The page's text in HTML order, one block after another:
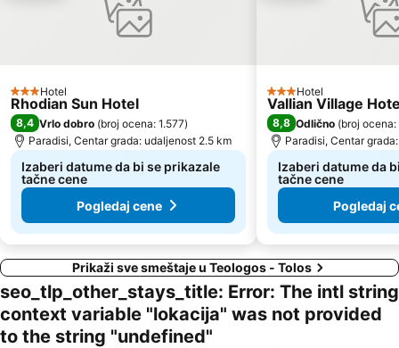
3 Zvezdice
Hotel
Rhodian Sun Hotel
8,4 Vrlo dobro (broj ocena: 1.577)
Paradisi, Centar grada: udaljenost 2.5 km
Izaberi datume da bi se prikazale
tačne cene
Pogledaj cene
3 Zvezdice
Hotel
Vallian Village
8,8 Odlično (broj ocena:
Paradisi, Centar
Izaberi datume da
tačne cene
Pogledaj
Prikaži sve smeštaje u Teologos - Tolos
seo_tlp_other_stays_title: Error: The intl string
context variable "lokacija" was not provided
to the string "undefined"